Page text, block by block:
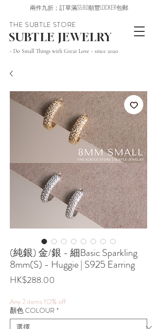
THE SUBTLE STORE
~ Do Small Things with Great Love ~ since 2020
兩件九折；訂單滿$580順豐LOCKER包郵
SUBTLE JEWELRY
(純銀) 金/銀 - 細Basic Sparkling
8mm(S) - Huggie | S925 Earring
HK$288.00
Any 2 items 1O% off
顏色 COLOUR *